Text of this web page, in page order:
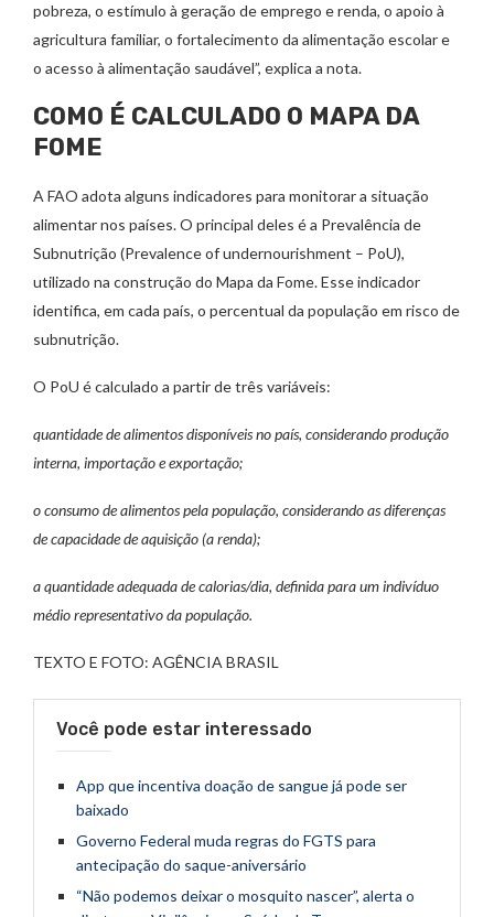
pobreza, o estímulo à geração de emprego e renda, o apoio à
agricultura familiar, o fortalecimento da alimentação escolar e
o acesso à alimentação saudável”, explica a nota.
COMO É CALCULADO O MAPA DA
FOME
A FAO adota alguns indicadores para monitorar a situação
alimentar nos países. O principal deles é a Prevalência de
Subnutrição (Prevalence of undernourishment – PoU),
utilizado na construção do Mapa da Fome. Esse indicador
identifica, em cada país, o percentual da população em risco de
subnutrição.
O PoU é calculado a partir de três variáveis:
quantidade de alimentos disponíveis no país, considerando produção
interna, importação e exportação;
o consumo de alimentos pela população, considerando as diferenças
de capacidade de aquisição (a renda);
a quantidade adequada de calorias/dia, definida para um indivíduo
médio representativo da população.
TEXTO E FOTO: AGÊNCIA BRASIL
Você pode estar interessado
App que incentiva doação de sangue já pode ser
baixado
Governo Federal muda regras do FGTS para
antecipação do saque-aniversário
“Não podemos deixar o mosquito nascer”, alerta o